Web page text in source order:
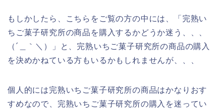
もしかしたら、こちらをご覧の方の中には、「完熟い
ちご菓子研究所の商品を購入するかどうか迷う、、、
（´＿｀＼）」と、完熟いちご菓子研究所の商品の購入
を決めかねている方もいるかもしれませんが、、、
個人的には完熟いちご菓子研究所の商品はかなりおす
すめなので、完熟いちご菓子研究所の購入を迷ってい